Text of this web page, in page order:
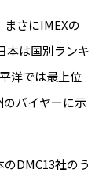
さにIMEXの
本は国別ランキ
洋では最上位
のバイヤーに示
DMC13社のう